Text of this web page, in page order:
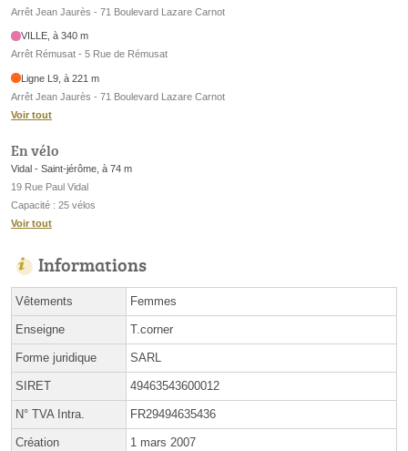
Arrêt Jean Jaurès - 71 Boulevard Lazare Carnot
VILLE, à 340 m
Arrêt Rémusat - 5 Rue de Rémusat
Ligne L9, à 221 m
Arrêt Jean Jaurès - 71 Boulevard Lazare Carnot
Voir tout
En vélo
Vidal - Saint-jérôme, à 74 m
19 Rue Paul Vidal
Capacité : 25 vélos
Voir tout
Informations
Vêtements Femmes
Enseigne T.corner
Forme juridique SARL
SIRET 49463543600012
N° TVA Intra. FR29494635436
Création 1 mars 2007